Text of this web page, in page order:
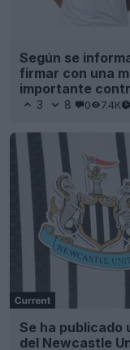
Según se
firmar con una
importante
3 8 0 7.4K
Se ha publicado
del Newcastle